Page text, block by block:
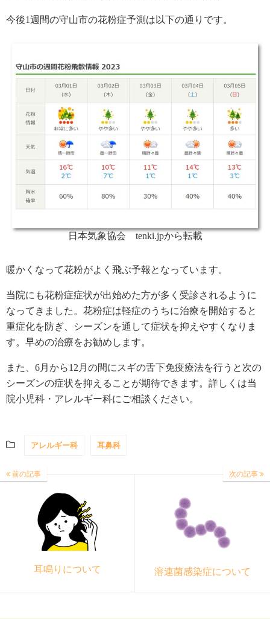
今後1週間の守山市の花粉症予測は以下の通りです。
日本気象協会 tenki.jpから転載
暖かくなって花粉がよく飛ぶ予報となっています。
当院にも花粉症症状が出始めた方が多く受診されるように
なってきました。花粉症は軽症のうちに治療を開始すると
重症化を防ぎ、シーズンを通して症状を抑えやすくなりま
す。早めの治療をお勧めします。
また、6月から12月の間にスギの舌下免疫療法を行うと次の
シーズンの症状を抑えることが期待できます。詳しくは当
院小児科・アレルギー科にご相談ください。
アレルギー科 耳鼻科
前の記事
耳鳴りについて
次の記事
溶連菌感染症について